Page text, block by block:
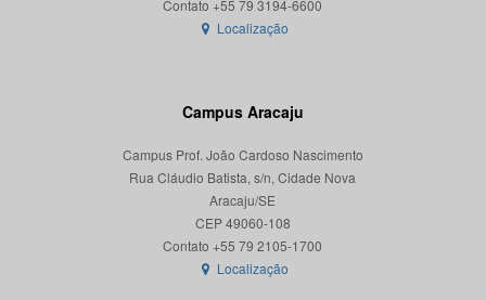
Localização
Campus Aracaju
Campus Prof. João Cardoso Nascimento
Rua Cláudio Batista, s/n, Cidade Nova
Aracaju/SE
CEP 49060-108
Localização